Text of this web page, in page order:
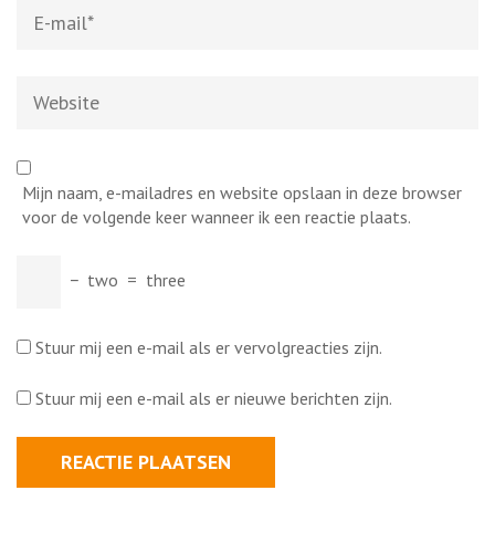
mail*
Mijn naam, e-mailadres en website opslaan in deze browser
voor de volgende keer wanneer ik een reactie plaats.
− two = three
Stuur mij een e-mail als er vervolgreacties zijn.
Stuur mij een e-mail als er nieuwe berichten zijn.